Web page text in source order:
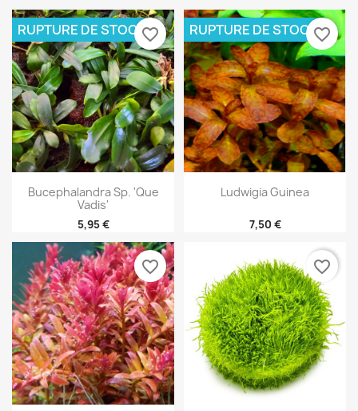
Bucephalandra Sp. 'Que
Vadis'
5,95 €
RUPTURE DE STOCKfavorite_border
Ludwigia Guinea
7,50 €
RUPTURE DE STOCKfavorite_border
favorite_border favorite_border